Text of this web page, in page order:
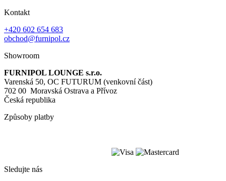
Kontakt
+420 602 654 683
obchod@furnipol.cz
Showroom
FURNIPOL LOUNGE s.r.o.
Varenská 50, OC FUTURUM (venkovní část)
702 00 Moravská Ostrava a Přívoz
Česká republika
Způsoby platby
Sledujte nás